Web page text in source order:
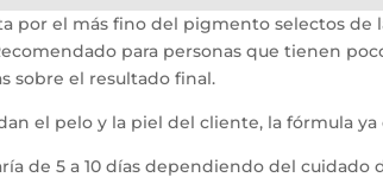
por el más fino del pigmento selectos
para personas que tienen
sobre el resultado final.
el pelo y la piel del cliente, la fórmula
de 5 a 10 días dependiendo del